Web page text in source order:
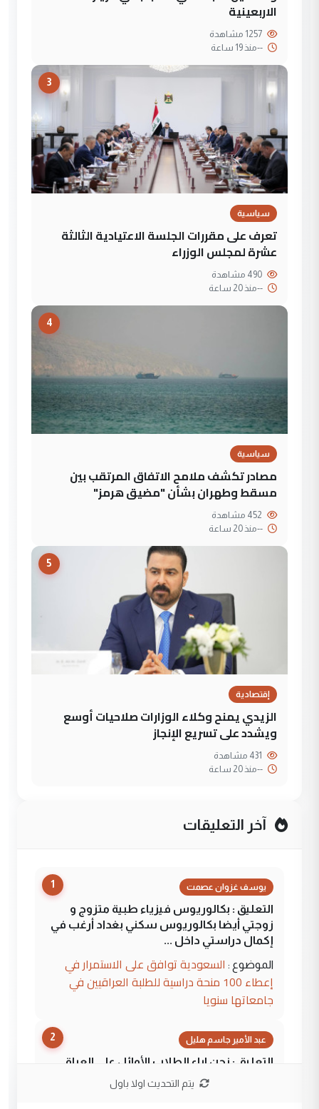
الاربعينية
--منذ 19 ساعة
3
سياسية
تعرف على مقررات الجلسة الاعتيادية الثالثة
عشرة لمجلس الوزراء
--منذ 20 ساعة
4
سياسية
مصادر تكشف ملامح الاتفاق المرتقب بين
مسقط وطهران بشأن "مضيق هرمز"
--منذ 20 ساعة
5
إقتصادية
الزيدي يمنح وكلاء الوزارات صلاحيات أوسع
ويشدد على تسريع الإنجاز
--منذ 20 ساعة
آخر التعليقات
1 يوسف غزوان عصمت
التعليق : بكالوريوس فيزياء طبية متزوج و
زوجتي أيضا بكالوريوس سكني بغداد أرغب في
إكمال دراستي داخل ...
الموضوع : السعودية توافق على الاستمرار في
إعطاء 100 منحة دراسية للطلبة العراقيين في
جامعاتها سنويا
2 عبد الأمير جاسم هليل
التعليق : نحن اباء الطلاب الأوائل على العراق
نتشرف بلقاء السيد احمد الصافي في العتبات
يتم التحديث اولا باول